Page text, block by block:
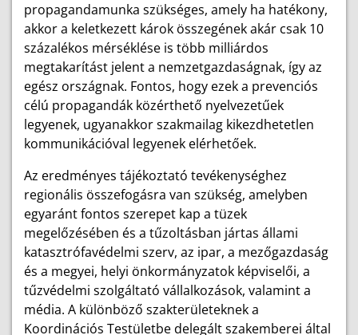
propagandamunka szükséges, amely ha hatékony,
akkor a keletkezett károk összegének akár csak 10
százalékos mérséklése is több milliárdos
megtakarítást jelent a nemzetgazdaságnak, így az
egész országnak. Fontos, hogy ezek a prevenciós
célú propagandák közérthető nyelvezetűek
legyenek, ugyanakkor szakmailag kikezdhetetlen
kommunikációval legyenek elérhetőek.
Az eredményes tájékoztató tevékenységhez
regionális összefogásra van szükség, amelyben
egyaránt fontos szerepet kap a tüzek
megelőzésében és a tűzoltásban jártas állami
katasztrófavédelmi szerv, az ipar, a mezőgazdaság
és a megyei, helyi önkormányzatok képviselői, a
tűzvédelmi szolgáltató vállalkozások, valamint a
média. A különböző szakterületeknek a
Koordinációs Testületbe delegált szakemberei által